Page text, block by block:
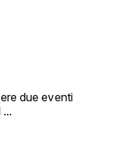
due eventi